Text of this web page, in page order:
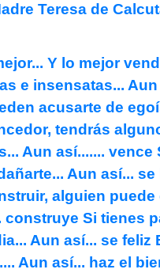
Teresa de
Y lo mejor
e insensatas...
acusarte de
tendrás
Aun así....... vence
Aun así...
alguien
construye Si tienes
Aun así... se feliz
Aun así... haz el